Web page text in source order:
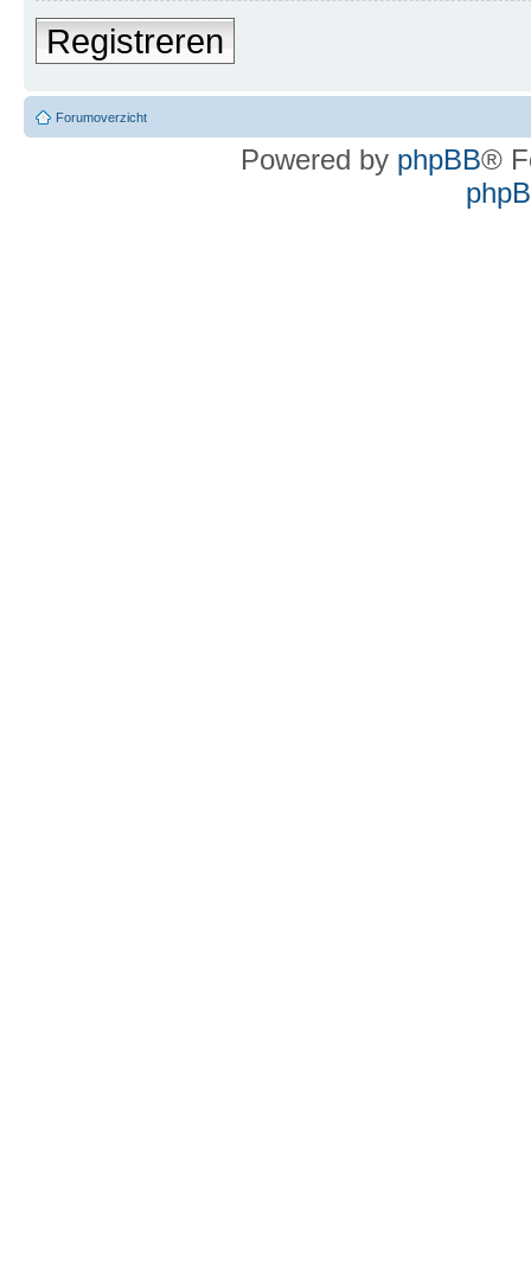
Registreren
Forumoverzicht
Powered by phpBB®